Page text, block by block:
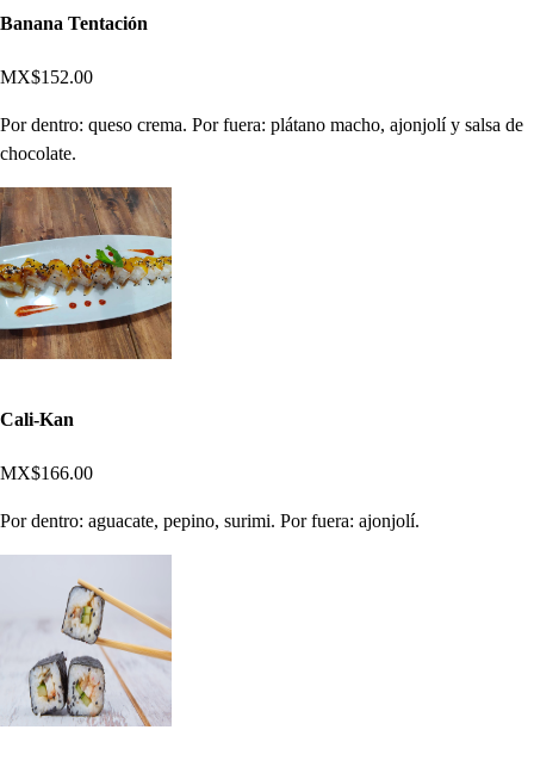
Banana Tentación
MX$152.00
Por dentro: queso crema. Por fuera: plátano macho, ajonjolí y salsa de
chocolate.
Cali-Kan
MX$166.00
Por dentro: aguacate, pepino, surimi. Por fuera: ajonjolí.